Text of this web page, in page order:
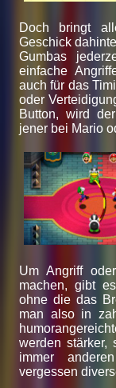
Doch bringt
Geschick
Gumbas
einfache
auch für das
oder
Button, wird
jener bei Mario
Um Angriff
machen, gibt
ohne die das
man also in
werden stärker,
immer
vergessen